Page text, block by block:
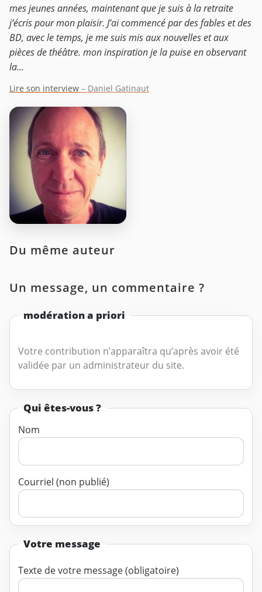
mes jeunes années, maintenant que je suis à la retraite
j’écris pour mon plaisir. J’ai commencé par des fables et des
BD, avec le temps, je me suis mis aux nouvelles et aux
pièces de théâtre. mon inspiration je la puise en observant
la...
Lire son interview – Daniel Gatinaut
Du même auteur
Un message, un commentaire ?
modération a priori
Votre contribution n’apparaîtra qu’après avoir été
validée par un administrateur du site.
Qui êtes-vous ?
Nom
Courriel (non publié)
Votre message
Texte de votre message (obligatoire)